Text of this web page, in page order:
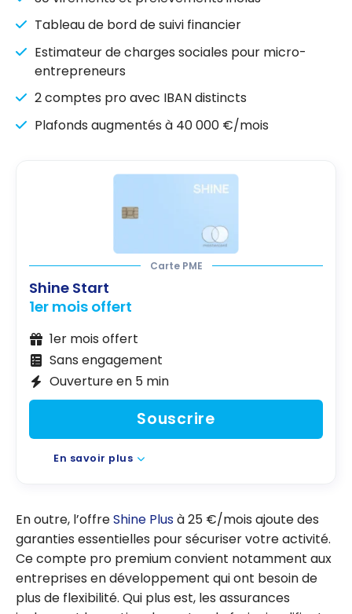
Tableau de bord de suivi financier
Estimateur de charges sociales pour micro-
entrepreneurs
2 comptes pro avec IBAN distincts
Plafonds augmentés à 40 000 €/mois
Carte PME
Shine Start
1er mois offert
1er mois offert
Sans engagement
Ouverture en 5 min
Souscrire
En savoir plus
En outre, l’offreShine Plusà 25 €/mois ajoute des
garanties essentielles pour sécuriser votre activité.
Ce compte pro premium convient notamment aux
entreprises en développement qui ont besoin de
plus de flexibilité. Qui plus est, les assurances